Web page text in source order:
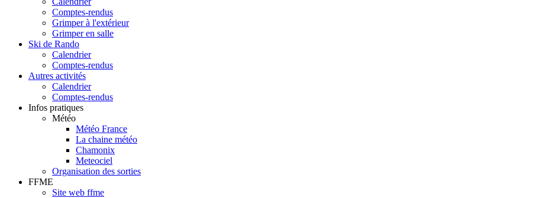
Comptes-rendus
Grimper à l'extérieur
Grimper en salle
Ski de Rando
Calendrier
Comptes-rendus
Autres activités
Calendrier
Comptes-rendus
Infos pratiques
Météo
Météo France
La chaine météo
Chamonix
Meteociel
Organisation des sorties
FFME
Site web ffme